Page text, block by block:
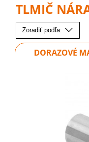
TLMIČ
Zoradiť podľa:
DORAZOVÉ